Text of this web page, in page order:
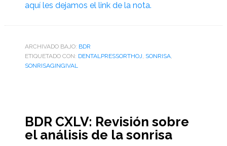
aquí les dejamos el link de la nota.
ARCHIVADO BAJO: BDR
ETIQUETADO CON: DENTALPRESSORTHOJ, SONRISA,
SONRISAGINGIVAL
BDR CXLV: Revisión sobre
el análisis de la sonrisa